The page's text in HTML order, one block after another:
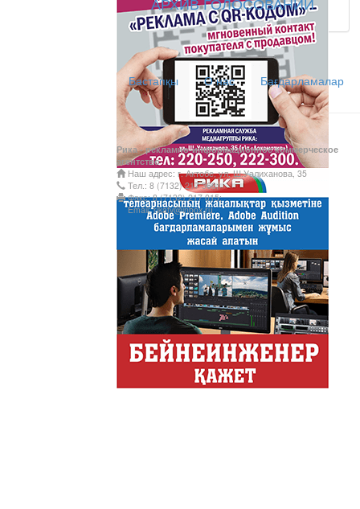
АНТИХАЙП
Хайп – это шумиха,
телезрителями и
Деловые новости
Обзор событий деловой
Казахстана.
Құмсағат
"Құмсағат" - апта бойы
Только факты
Программа «Только
неделе в ...
Твое Утро
Твое Утро
Декоративные
Бастапқы О нас Бағдарламалар
Рика - рекламно-информационное коммерческое
агентство
Наш адрес: г. Актобе, ул. Ш.Уалиханова, 35
Тел.: 8 (7132) 217 366;
Факс: 8 (7132) 217 015;
Email: rikatv@inbox.ru